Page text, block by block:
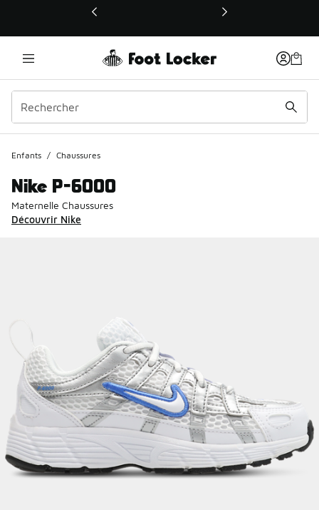
Ce lien ouvrira une nouvelle fenêtre
Enfants / Chaussures
Nike P-6000
Maternelle Chaussures
Découvrir Nike